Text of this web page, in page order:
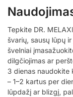
Tepkite DR.
švarių, sausų lūpų
švelniai
dilgčiojimas ar
3 dienas naudokite
– 1–2 kartus per
lūpdažį ar blizgį,